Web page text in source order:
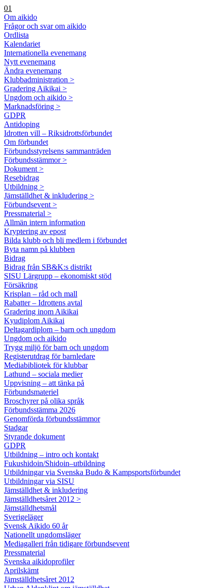
01
Om aikido
Frågor och svar om aikido
Ordlista
Kalendariet
Internationella evenemang
Nytt evenemang
Ändra evenemang
Klubbadministration >
Gradering Aikikai >
Ungdom och aikido >
Marknadsföring >
GDPR
Antidoping
Idrotten vill – Riksidrottsförbundet
Om förbundet
Förbundsstyrelsens sammanträden
Förbundsstämmor >
Dokument >
Resebidrag
Utbildning >
Jämställdhet & inkludering >
Förbundsevent >
Pressmaterial >
Allmän intern information
Kryptering av epost
Bilda klubb och bli medlem i förbundet
Byta namn på klubben
Bidrag
Bidrag från SB&K:s distrikt
SISU Lärgrupp – ekonomiskt stöd
Försäkring
Krisplan – råd och mall
Rabatter – Idrottens avtal
Gradering inom Aikikai
Kyudiplom Aikikai
Deltagardiplom – barn och ungdom
Ungdom och aikido
Trygg miljö för barn och ungdom
Registerutdrag för barnledare
Mediabibliotek för klubbar
Lathund – sociala medier
Uppvisning – att tänka på
Förbundsmateriel
Broschyrer på olika språk
Förbundsstämma 2026
Genomförda förbundsstämmor
Stadgar
Styrande dokument
GDPR
Utbildning – intro och kontakt
Fukushidoin/Shidoin–utbildning
Utbildningar via Svenska Budo & Kampsportsförbundet
Utbildningar via SISU
Jämställdhet & inkludering
Jämställdhetsåret 2012 >
Jämställdhetsmål
Sverigeläger
Svensk Aikido 60 år
Nationellt ungdomsläger
Mediagalleri från tidigare förbundsevent
Pressmaterial
Svenska aikidoprofiler
Aprilskämt
Jämställdhetsåret 2012